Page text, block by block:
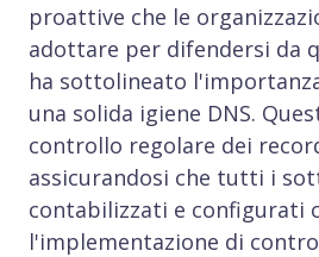
proattive che le
adottare per difendersi da
ha sottolineato
una solida igiene DNS.
controllo regolare dei
assicurandosi che tutti i
contabilizzati e configurati
l'implementazione di